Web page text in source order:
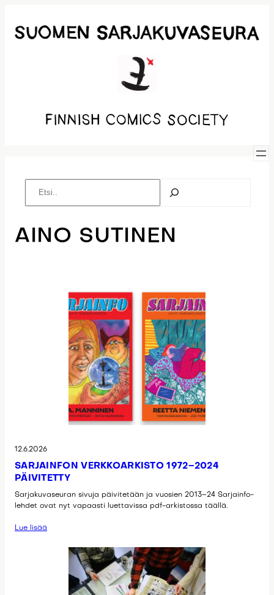
sisältöön
AINO SUTINEN
12.6.2026
SARJAINFON VERKKOARKISTO 1972–2024
PÄIVITETTY
Sarjakuvaseuran sivuja päivitetään ja vuosien 2013–24 Sarjainfo-
lehdet ovat nyt vapaasti luettavissa pdf-arkistossa täällä.
Lue lisää